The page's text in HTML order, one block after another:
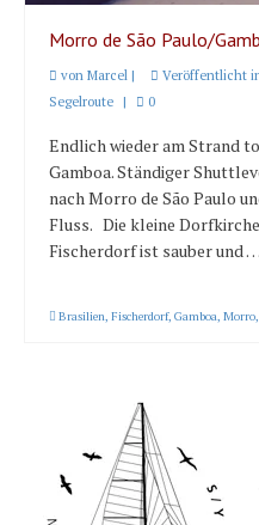
Abonnieren
Yachtüberführung weltweit
Morro de São Paulo/
von Marcel | Veröffentlicht
Segelroute
| 0
Endlich wieder am Strand
Gamboa. Ständiger
nach Morro de São Paulo
Fluss. Die kleine
Fischerdorf ist sauber und …
Brasilien, Fischerdorf, Gamboa, Morro,